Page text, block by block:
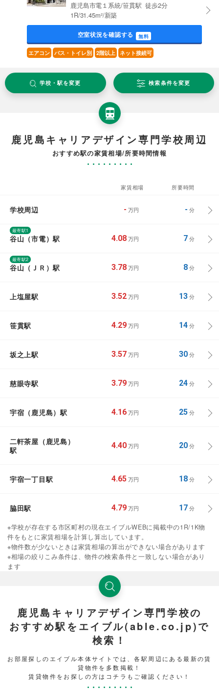
鹿児島市電１系統/笹貫駅 徒歩2分
1R/31.45m²/新築
空室状況を確認する 無料
エアコン バス・トイレ別 2階以上 ネット接続可
学校・駅を変更 検索条件を変更
鹿児島キャリアデザイン専門学校周辺
おすすめ駅の家賃相場/所要時間情報
家賃相場 所要時間
学校周辺 - 万円 - 分
最寄駅1
谷山（市電）駅 4.08 万円 7分
最寄駅2
谷山（ＪＲ）駅 3.78 万円 8分
上塩屋駅 3.52 万円 13分
笹貫駅 4.29 万円 14分
坂之上駅 3.57 万円 30分
慈眼寺駅 3.79 万円 24分
宇宿（鹿児島）駅 4.16 万円 25分
二軒茶屋（鹿児島）
駅
4.40 万円 20分
宇宿一丁目駅 4.65 万円 18分
脇田駅 4.79 万円 17分
※学校が存在する市区町村の現在エイブルWEBに掲載中の1R/1K物
件をもとに家賃相場を計算し算出しています。
※物件数が少ないときは家賃相場の算出ができない場合があります
※相場の絞りこみ条件は、物件の検索条件と一致しない場合があり
ます
鹿児島キャリアデザイン専門学校の
おすすめ駅をエイブル(able.co.jp)で
検索！
お部屋探しのエイブル本体サイトでは、各駅周辺にある最新の賃
貸物件を多数掲載！
賃貸物件をお探しの方はコチラもご確認ください！